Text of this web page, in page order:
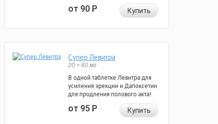
от 90Р Купить
Супер Левитра
20 + 60 мг
В одной таблетке Левитра для
усиления эрекции и Дапоксетин
для продления полового акта!
от 95Р Купить